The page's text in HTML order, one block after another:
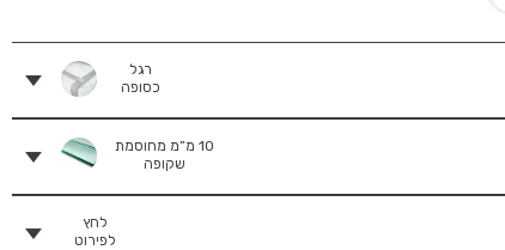
רגל
כסופה
10 מ”מ מחוסמת
שקופה
לחץ
לפירוט